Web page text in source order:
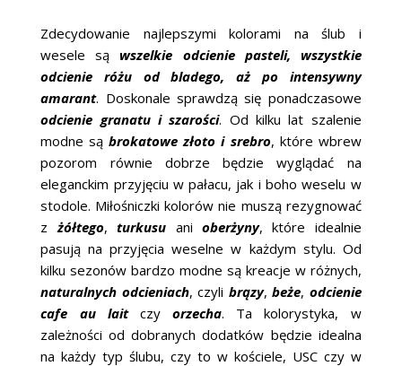
Zdecydowanie najlepszymi kolorami na ślub i
wesele są wszelkie odcienie pasteli, wszystkie
odcienie różu od bladego, aż po intensywny
amarant. Doskonale sprawdzą się ponadczasowe
odcienie granatu i szarości. Od kilku lat szalenie
modne sąbrokatowe złoto i srebro, które wbrew
pozorom równie dobrze będzie wyglądać na
eleganckim przyjęciu w pałacu, jak i boho weselu w
stodole. Miłośniczki kolorów nie muszą rezygnować
z żółtego,turkusu ani oberżyny, które idealnie
pasują na przyjęcia weselne w każdym stylu. Od
kilku sezonów bardzo modne są kreacje w różnych,
naturalnych odcieniach, czyli brązy,beże, odcienie
cafe au laitczyorzecha. Ta kolorystyka, w
zależności od dobranych dodatków będzie idealna
na każdy typ ślubu, czy to w kościele, USC czy w